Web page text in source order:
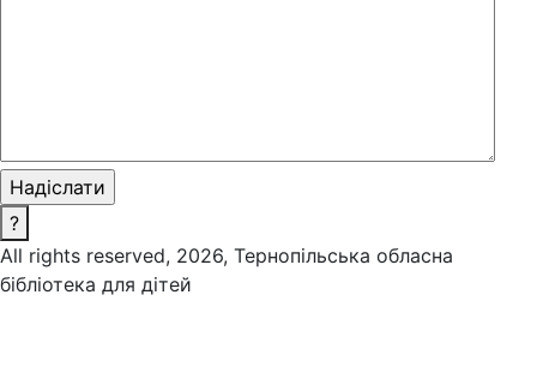
?
All rights reserved, 2026, Тернопільська обласна
бібліотека для дітей